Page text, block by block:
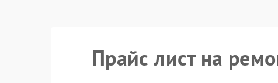
Прайс лист на